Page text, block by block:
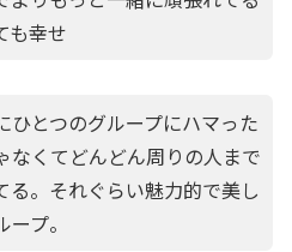
も幸せ
ひとつのグループにハマった
なくてどんどん周りの人まで
る。それぐらい魅力的で美し
プ。